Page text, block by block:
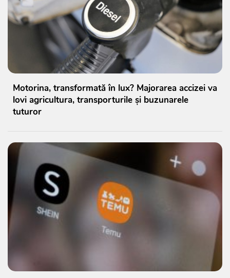
Motorina, transformată în lux? Majorarea accizei va
lovi agricultura, transporturile și buzunarele
tuturor